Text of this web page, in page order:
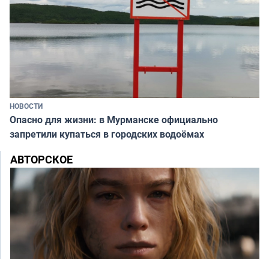
НОВОСТИ
Опасно для жизни: в Мурманске официально
запретили купаться в городских водоёмах
АВТОРСКОЕ